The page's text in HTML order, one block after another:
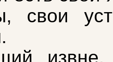
свои